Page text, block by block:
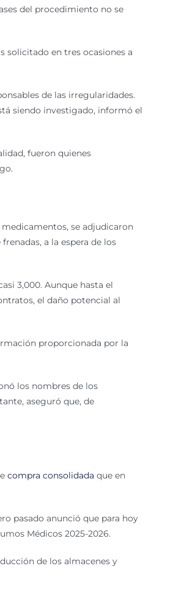
del procedimiento no se
solicitado en tres ocasiones a
de las irregularidades.
siendo investigado, informó el
fueron quienes
se adjudicaron
a la espera de los
3,000. Aunque hasta el
el daño potencial al
proporcionada por la
los nombres de los
aseguró que, de
compra consolidada que en
pasado anunció que para hoy
Médicos 2025-2026.
de los almacenes y